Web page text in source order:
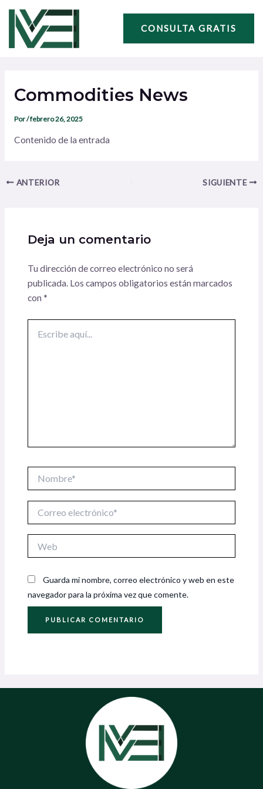
contenido
CONSULTA GRATIS
Commodities News
Por/febrero 26, 2025
Contenido de la entrada
entradas
ANTERIOR SIGUIENTE
Deja un comentario
Tu dirección de correo electrónico no será
publicada. Los campos obligatorios están marcados
con *
aquí...
electrónico*
Guarda mi nombre, correo electrónico y web en este
navegador para la próxima vez que comente.